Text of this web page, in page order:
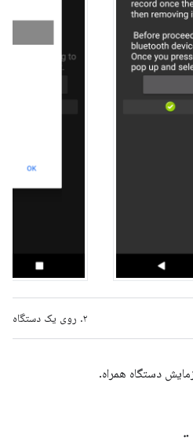
۲. روی یک دستگاه BT ضربه بزنید
دستگاه همراه.